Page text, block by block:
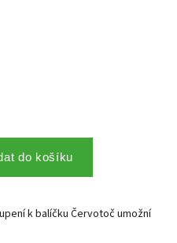
do košíku
k balíčku Červotoč umožní